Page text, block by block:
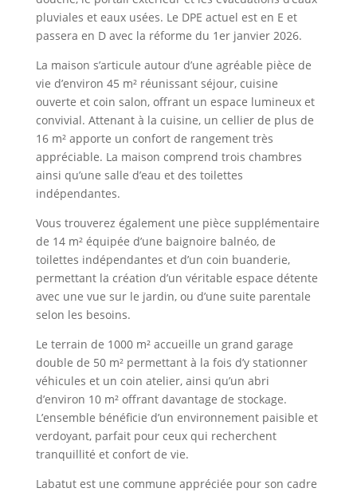
pluviales et eaux usées. Le DPE actuel est en E et
passera en D avec la réforme du 1er janvier 2026.
La maison s’articule autour d’une agréable pièce de
vie d’environ 45 m² réunissant séjour, cuisine
ouverte et coin salon, offrant un espace lumineux et
convivial. Attenant à la cuisine, un cellier de plus de
16 m² apporte un confort de rangement très
appréciable. La maison comprend trois chambres
ainsi qu’une salle d’eau et des toilettes
indépendantes.
Vous trouverez également une pièce supplémentaire
de 14 m² équipée d’une baignoire balnéo, de
toilettes indépendantes et d’un coin buanderie,
permettant la création d’un véritable espace détente
avec une vue sur le jardin, ou d’une suite parentale
selon les besoins.
Le terrain de 1000 m² accueille un grand garage
double de 50 m² permettant à la fois d’y stationner
véhicules et un coin atelier, ainsi qu’un abri
d’environ 10 m² offrant davantage de stockage.
L’ensemble bénéficie d’un environnement paisible et
verdoyant, parfait pour ceux qui recherchent
tranquillité et confort de vie.
Labatut est une commune appréciée pour son cadre